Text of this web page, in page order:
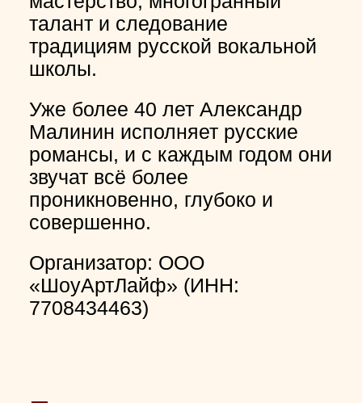
талант и следование
традициям русской вокальной
школы.
Уже более 40 лет Александр
Малинин исполняет русские
романсы, и с каждым годом они
звучат всё более
проникновенно, глубоко и
совершенно.
Организатор: ООО
«ШоуАртЛайф» (ИНН:
7708434463)